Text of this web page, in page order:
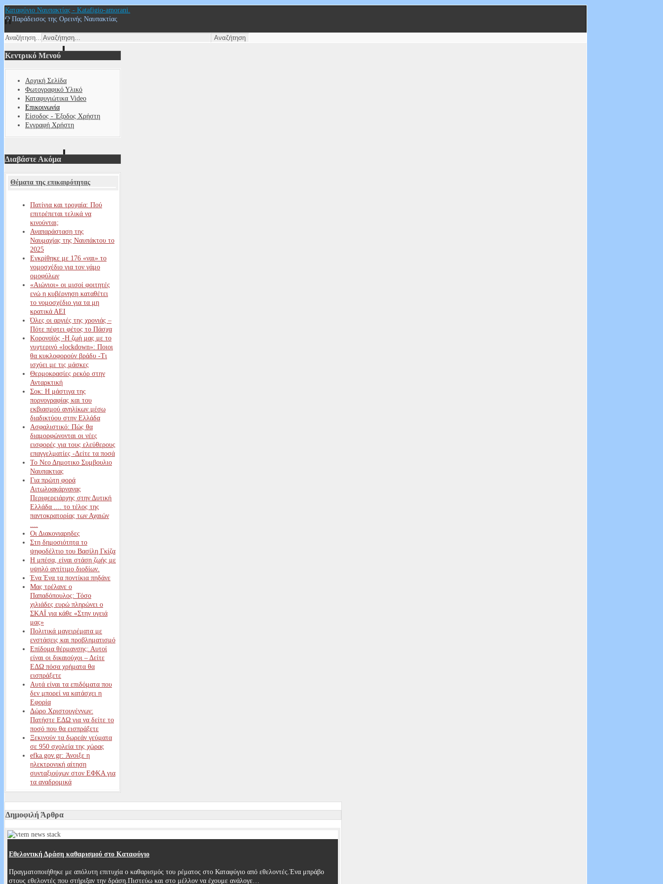
Καταφύγιο Ναυπακτίας - Katafigio-amorani.
Ο Παράδεισος της Ορεινής Ναυπακτίας
Αναζήτηση...
Κεντρικό Μενού
Αρχική Σελίδα
Φωτογραφικό Υλικό
Καταφυγιώτικα Video
Επικοινωνία
Είσοδος - Έξοδος Χρήστη
Εγγραφή Χρήστη
Διαβάστε Ακόμα
Θέματα της επικαιρότητας
Πατίνια και τροχαία: Πού
επιτρέπεται τελικά να
κινούνται;
Αναπαράσταση της
Ναυμαχίας της Ναυπάκτου το
2025
Εγκρίθηκε με 176 «ναι» το
νομοσχέδιο για τον γάμο
ομοφύλων
«Αιώνιοι» οι μισοί φοιτητές
ενώ η κυβέρνηση καταθέτει
το νομοσχέδιο για τα μη
κρατικά ΑΕΙ
Όλες οι αργιές της χρονιάς –
Πότε πέφτει φέτος το Πάσχα
Κορονοϊός -Η ζωή μας με το
νυχτερινό «lockdown»: Ποιοι
θα κυκλοφορούν βράδυ -Τι
ισχύει με τις μάσκες
Θερμοκρασίες ρεκόρ στην
Ανταρκτική
Σοκ: Η μάστιγα της
πορνογραφίας και του
εκβιασμού ανηλίκων μέσω
διαδικτύου στην Ελλάδα
Ασφαλιστικό: Πώς θα
διαμορφώνονται οι νέες
εισφορές για τους ελεύθερους
επαγγελματίες -Δείτε τα ποσά
Το Νεο Δημοτικο Συμβουλιο
Ναυπακτιας
Για πρώτη φορά
Αιτωλοακάρνανας
Περιφερειάρχης στην Δυτική
Ελλάδα .... το τέλος της
παντοκρατορίας των Αχαιών
Οι Διακονιαρηδες
Στη δημοσιότητα το
ψηφοδέλτιο του Βασίλη Γκίζα
Η μπέσα, είναι στάση ζωής με
υψηλό αντίτιμο διοδίων.
Ένα Ένα τα ποντίκια πηδάνε
Μας τρέλανε ο
Παπαδόπουλος: Τόσο
χιλιάδες ευρώ πληρώνει ο
ΣΚΑΪ για κάθε «Στην υγειά
μας»
Πολιτικά μαγειρέματα με
ενστάσεις και προβληματισμό
Επίδομα θέρμανσης: Αυτοί
είναι οι δικαιούχοι – Δείτε
ΕΔΩ πόσα χρήματα θα
εισπράξετε
Αυτά είναι τα επιδόματα που
δεν μπορεί να κατάσχει η
Εφορία
Δώρο Χριστουγέννων:
Πατήστε ΕΔΩ για να δείτε το
ποσό που θα εισπράξετε
Ξεκινούν τα δωρεάν γεύματα
σε 950 σχολεία της χώρας
efka.gov.gr: Άνοιξε η
ηλεκτρονική αίτηση
συνταξιούχων στον ΕΦΚΑ για
τα αναδρομικά
Δημοφιλή Άρθρα
Εθελοντική Δράση καθαρισμού στο Καταφύγιο
Πραγματοποιήθηκε με απόλυτη επιτυχία ο καθαρισμός του ρέματος στο Καταφύγιο από εθελοντές.Ένα μπράβο
στους εθελοντές που στήριξαν την δράση.Πιστεύω και στο μέλλον να έχουμε ανάλογε…